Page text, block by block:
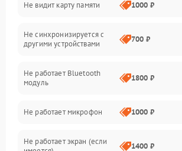
Электрика
Связь
Не видит карту памяти 1000 ₽
Не синхронизируется с
другими устройствами
700 ₽
Не работает Bluetooth
модуль
1800 ₽
Не работает микрофон 1000 ₽
Не работает экран (если
1400 ₽